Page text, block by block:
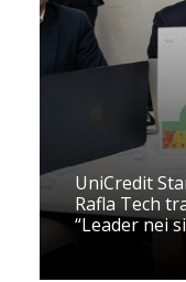
UniCredit
Rafla Tech
“Leader nei